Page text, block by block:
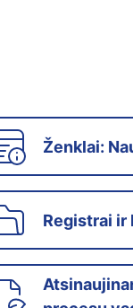
Ženklai:
Registrai ir